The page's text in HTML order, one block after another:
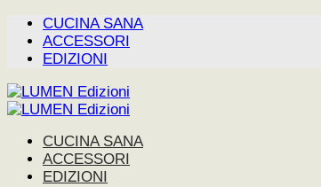
Salta
contenuti
CUCINA SANA
ACCESSORI
EDIZIONI
CUCINA SANA
ACCESSORI
EDIZIONI